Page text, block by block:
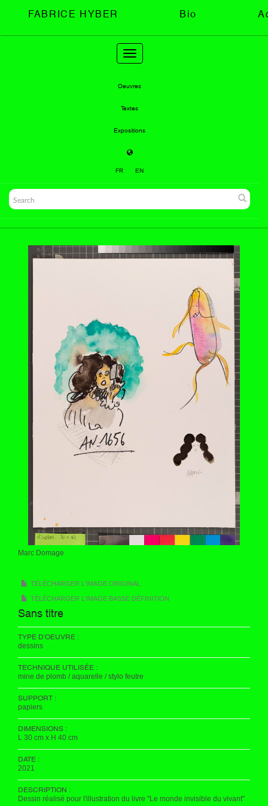
FABRICE HYBER Bio
Toggle
navigation
Oeuvres
Textes
Expositions
FR EN
Marc Domage
TÉLÉCHARGER L'IMAGE ORIGINAL
TÉLÉCHARGER L'IMAGE BASSE DÉFINITION
Sans titre
TYPE D'OEUVRE :
dessins
TECHNIQUE UTILISÉE :
mine de plomb / aquarelle / stylo feutre
SUPPORT :
papiers
DIMENSIONS :
L 30 cm x H 40 cm
DATE :
2021
DESCRIPTION :
Dessin réalisé pour l'illustration du livre "Le monde invisible du vivant"